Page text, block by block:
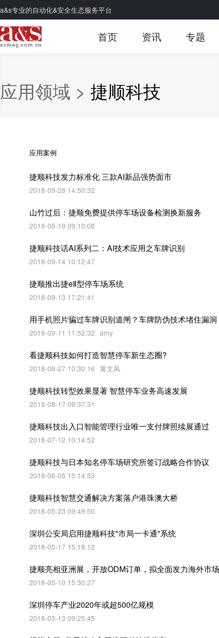
a&s专业的自动化&安全生态服务平台
首页 资讯 专题
应用领域 > 捷顺科技
应用案例
捷顺科技发力标准化 三款AI新品强势面市
2018-09-28 14:50:32
山竹过后：捷顺免费提供停车场设备检测换新服务
2018-09-19 09:10:08
捷顺科技话AI系列二：AI技术应用之车牌识别
2018-09-14 10:12:47
捷顺推出捷eⅡ型停车场系统
2018-09-13 17:21:41
用手机照片骗过车牌识别道闸？车牌防伪技术堵住漏洞
2018-09-11 11:52:32 amy
看捷顺科技如何打造智慧停车新生态圈?
2018-08-27 10:30:16 黄文凤
捷顺科技转型效果显著 智慧停车业务高速发展
2018-08-17 09:37:31
捷顺科技出入口智能管理行业唯一支付牌照续展通过
2018-07-12 10:14:52
捷顺科技与日本知名停车场研究所签订战略合作协议
2018-06-05 15:14:53
捷顺科技智慧交通解决方案落户港珠澳大桥
2018-05-23 09:49:50
深圳公安局启用捷顺科技"市局一卡通"系统
2018-05-17 15:18:12
捷顺亮相亚洲展，开放ODM订单，拟全面发力海外市场
2018-05-10 15:30:27
深圳停车产业2020年或超500亿规模
2018-03-13 09:25:45